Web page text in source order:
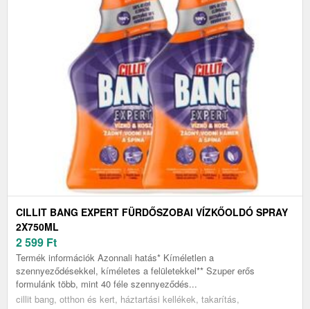
CILLIT BANG EXPERT FÜRDŐSZOBAI VÍZKŐOLDÓ SPRAY
2X750ML
2 599 Ft
Termék információk Azonnali hatás* Kíméletlen a
szennyeződésekkel, kíméletes a felületekkel** Szuper erős
formulánk több, mint 40 féle szennyeződés...
cillit bang, otthon és kert, háztartási kellékek, takarítás,